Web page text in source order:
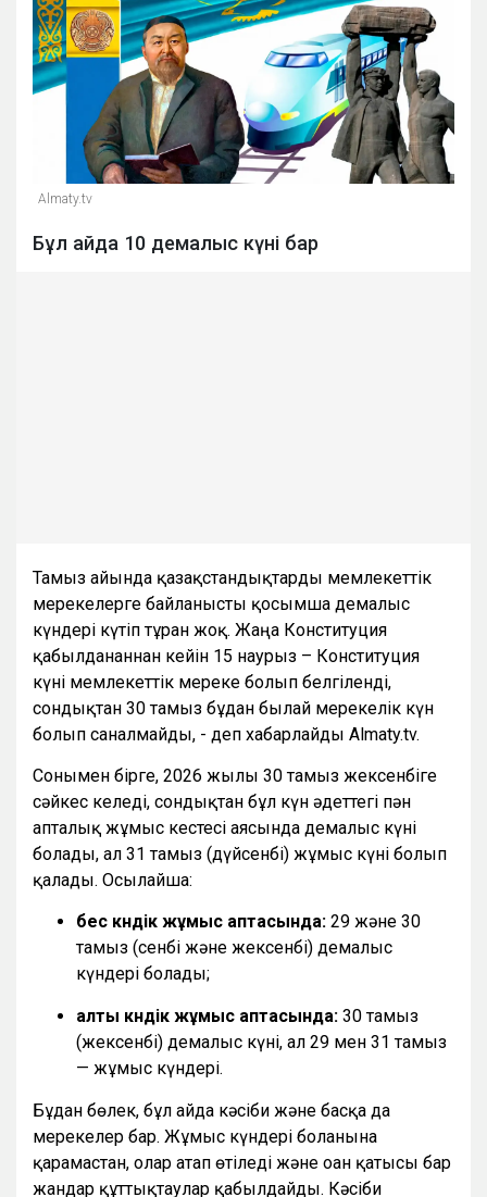
Almaty.tv
Бұл айда 10 демалыс күні бар
Тамыз айында қазақстандықтарды мемлекеттік
мерекелерге байланысты қосымша демалыс
күндері күтіп тұрған жоқ. Жаңа Конституция
қабылданғаннан кейін 15 наурыз – Конституция
күні мемлекеттік мереке болып белгіленді,
сондықтан 30 тамыз бұдан былай мерекелік күн
болып саналмайды, - деп хабарлайды Almaty.tv.
Сонымен бірге, 2026 жылғы 30 тамыз жексенбіге
сәйкес келеді, сондықтан бұл күн әдеттегі пән
апталық жұмыс кестесі аясында демалыс күні
болады, ал 31 тамыз (дүйсенбі) жұмыс күні болып
қалады. Осылайша:
бес күндік жұмыс аптасында: 29 және 30
тамыз (сенбі және жексенбі) демалыс
күндері болады;
алты күндік жұмыс аптасында: 30 тамыз
(жексенбі) демалыс күні, ал 29 мен 31 тамыз
— жұмыс күндері.
Бұдан бөлек, бұл айда кәсіби және басқа да
мерекелер бар. Жұмыс күндері болғанына
қарамастан, олар атап өтіледі және оған қатысы бар
жандар құттықтаулар қабылдайды. Кәсіби